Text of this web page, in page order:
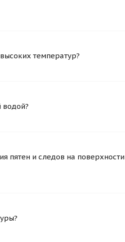
температур?
водой?
пятен и следов на поверхности